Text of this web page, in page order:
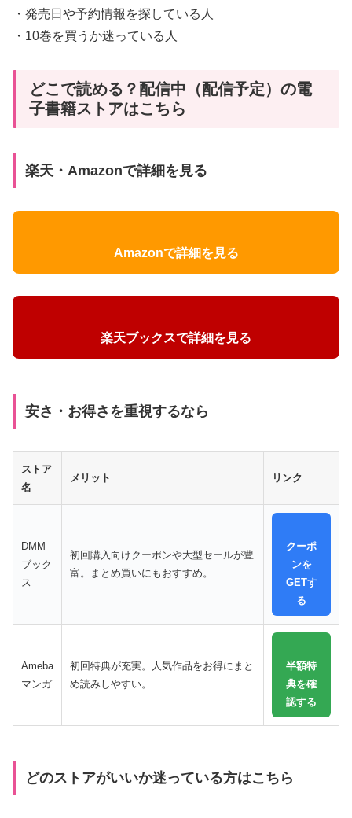
・発売日や予約情報を探している人
・10巻を買うか迷っている人
どこで読める？配信中（配信予定）の電
子書籍ストアはこちら
楽天・Amazonで詳細を見る
Amazonで詳細を見る
楽天ブックスで詳細を見る
安さ・お得さを重視するなら
ストア
名
メリット リンク
DMM
ブック
ス
初回購入向けクーポンや大型セールが豊
富。まとめ買いにもおすすめ。
クーポ
ンを
GETす
る
Ameba
マンガ
初回特典が充実。人気作品をお得にまと
め読みしやすい。
半額特
典を確
認する
どのストアがいいか迷っている方はこちら